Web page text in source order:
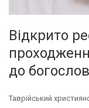
Відкрито
до
Таврійський